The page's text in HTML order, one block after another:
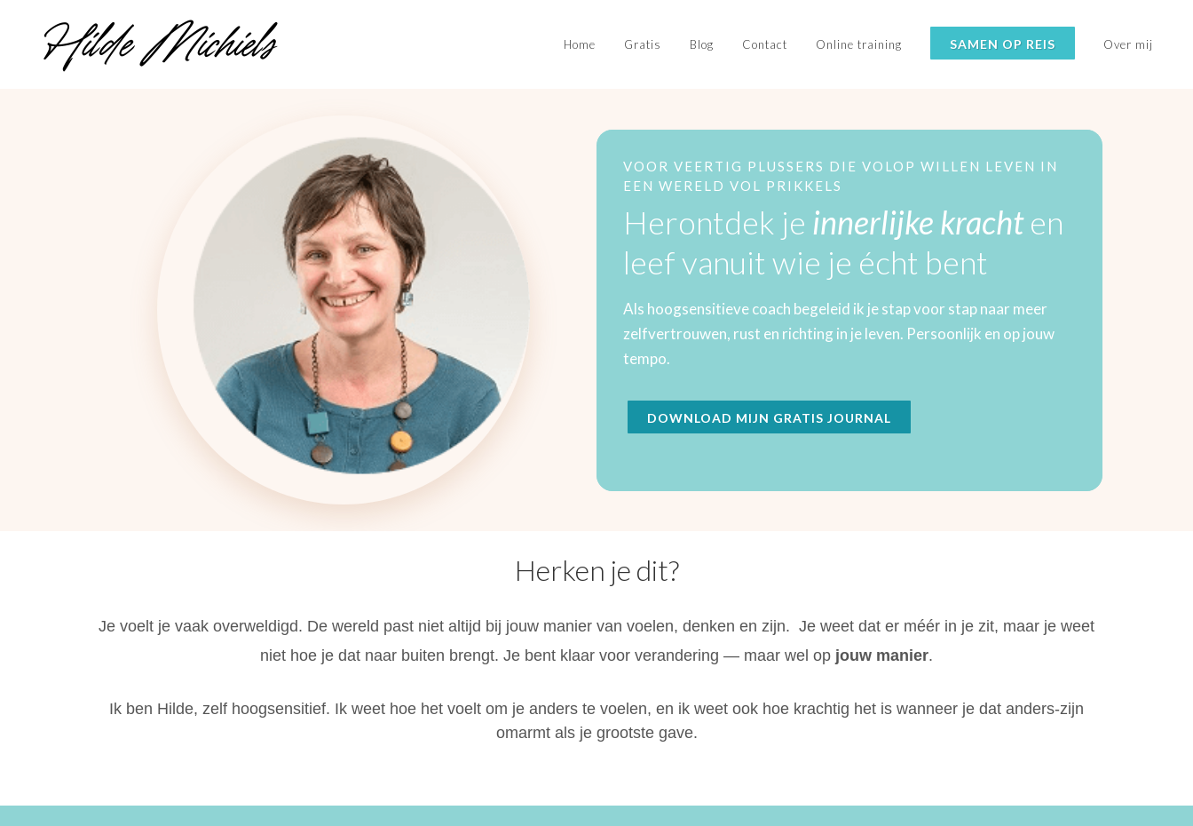
Home Gratis Blog Contact Online training SAMEN OP REIS Over mij
VOOR VEERTIG PLUSSERS DIE VOLOP WILLEN LEVEN IN
EEN WERELD VOL PRIKKELS
Herontdek je innerlijke krachten
leef vanuit wie je écht bent
Als hoogsensitieve coach begeleid ik je stap voor stap naar meer
zelfvertrouwen, rust en richting in je leven. Persoonlijk en op jouw
tempo.
DOWNLOAD MIJN GRATIS JOURNAL
Herken je dit?
Je voelt je vaak overweldigd. De wereld past niet altijd bij jouw manier van voelen, denken en zijn. Je weet dat er méér in je zit, maar je weet
niet hoe je dat naar buiten brengt. Je bent klaar voor verandering — maar wel op jouw manier.
Ik ben Hilde, zelf hoogsensitief. Ik weet hoe het voelt om je anders te voelen, en ik weet ook hoe krachtig het is wanneer je dat anders-zijn
omarmt als je grootste gave.